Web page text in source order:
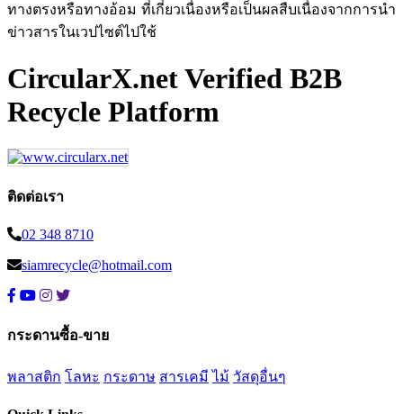
ทางตรงหรือทางอ้อม ที่เกี่ยวเนื่องหรือเป็นผลสืบเนื่องจากการนำ
ข่าวสารในเวปไซต์ไปใช้
CircularX.net Verified B2B
Recycle Platform
ติดต่อเรา
02 348 8710
siamrecycle@hotmail.com
กระดานซื้อ-ขาย
พลาสติก โลหะ กระดาษ สารเคมี ไม้ วัสดุอื่นๆ